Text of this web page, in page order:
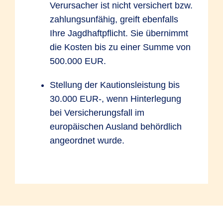
Verursacher ist nicht versichert bzw.
zahlungsunfähig, greift ebenfalls
Ihre Jagdhaftpflicht. Sie übernimmt
die Kosten bis zu einer Summe von
500.000 EUR.
Stellung der Kautionsleistung bis
30.000 EUR-, wenn Hinterlegung
bei Versicherungsfall im
europäischen Ausland behördlich
angeordnet wurde.